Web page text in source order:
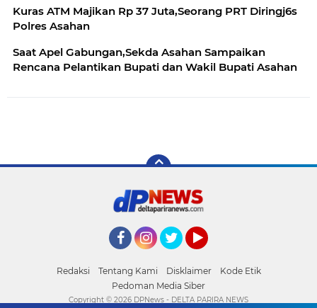
Kuras ATM Majikan Rp 37 Juta,Seorang PRT Diringj6s
Polres Asahan
Saat Apel Gabungan,Sekda Asahan Sampaikan
Rencana Pelantikan Bupati dan Wakil Bupati Asahan
Redaksi Tentang Kami Disklaimer
Kode Etik
Pedoman Media Siber
Copyright © 2026 DPNews - DELTA PARIRA NEWS